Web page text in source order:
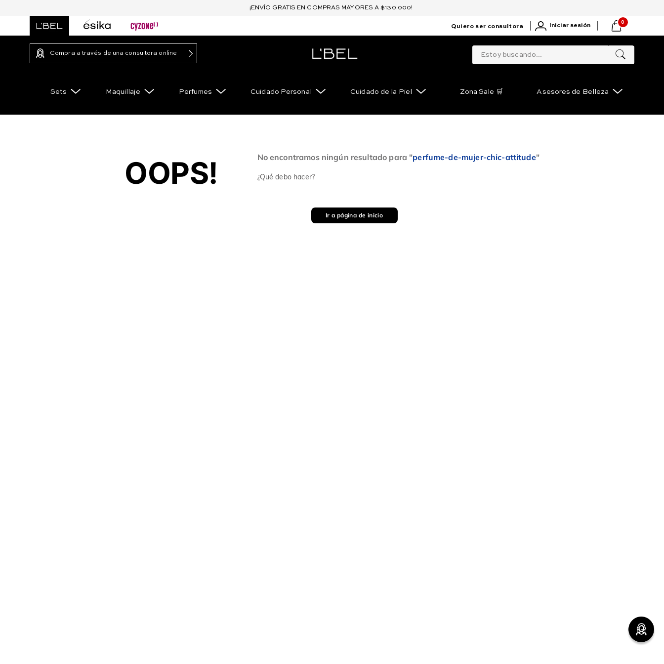
Quiero ser consultora Iniciar sesión
0
Compra a través de una consultora online
Estoy buscando...
Sets Maquillaje Perfumes Cuidado Personal Cuidado de la Piel Zona Sale 🛒 Asesores de Belleza
¡ENVÍO GRATIS EN COMPRAS MAYORES A $130.000!
OOPS! No encontramos ningún resultado para "perfume-de-mujer-chic-attitude"
¿Qué debo hacer?
Ir a página de inicio